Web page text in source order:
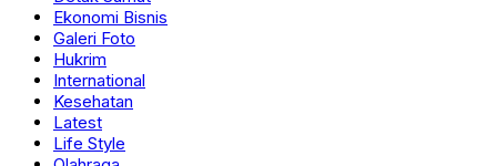
Ekonomi Bisnis
Galeri Foto
Hukrim
International
Kesehatan
Latest
Life Style